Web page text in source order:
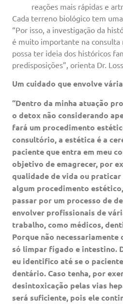
reações mais rápidas e
Cada terreno biológico tem
“Por isso, a investigação da
é muito importante na consulta
possa ter ideia dos históricos
predisposições”, orienta Dr. Loss.
Um cuidado que envolve
“Dentro da minha atuação
o detox não considerando
fará um procedimento
consultório, a estética é a
paciente que entra em meu
objetivo de emagrecer, por
qualidade de vida ou
algum procedimento
passar por um processo de
envolver profissionais de
trabalho, como médicos,
Porque não
só limpar fígado e intestino.
eu identifico até se o
dentário. Caso tenha, por
desintoxicação pelas vias
será suficiente, pois ele